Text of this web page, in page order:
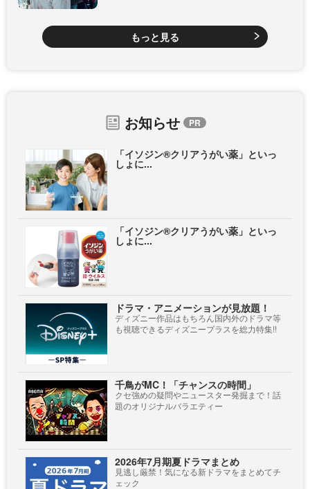
もっと見る
お知らせ
「イソジン®クリアうがい薬」といっ
しょに...
「イソジン®クリアうがい薬」といっ
しょに...
ドラマ・アニメーションが見放題！
ディズニー作品はもちろん国内外のドラマ等
も視聴できるディズニープラスを総力特集!!
千鳥がMC！「チャンスの時間」
クセ強めの疑問やニュースター発掘まで！話
題のオリジナルバラエティー
2026年7月期夏ドラマまとめ
見逃し厳禁！気になる新ドラマをまとめてチ
ェック